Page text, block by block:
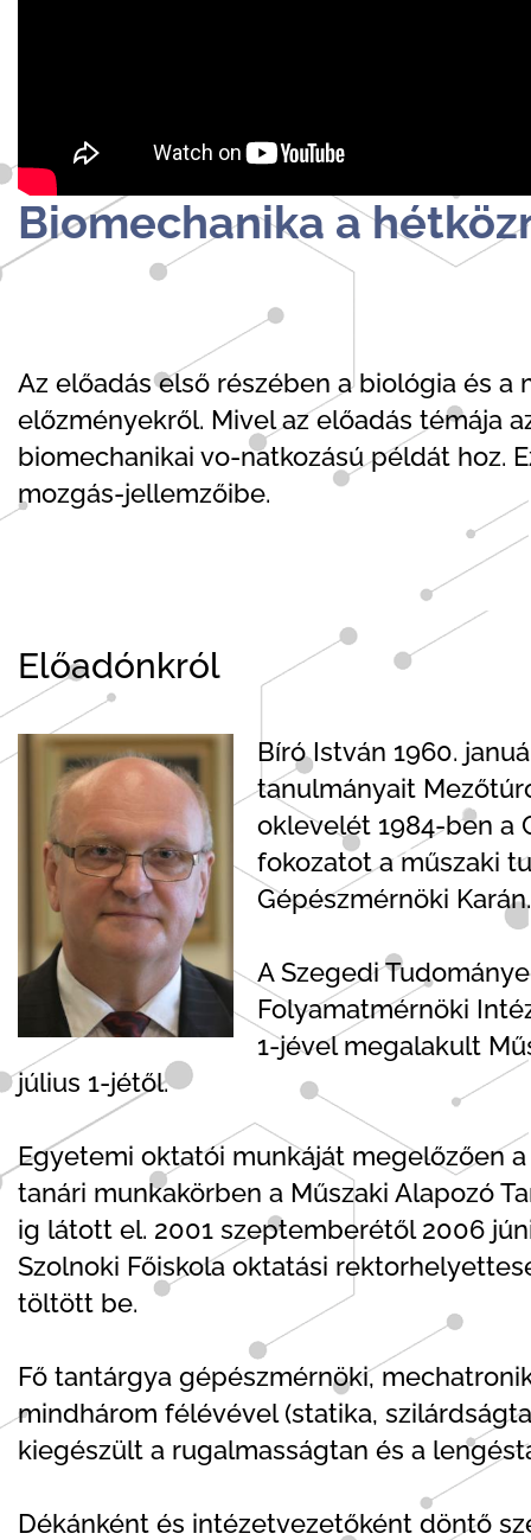
Biomechanika a
Az előadás első részében a biológia és
előzményekről. Mivel az előadás témája
biomechanikai vo-natkozású példát hoz.
mozgás-jellemzőibe.
Előadónkról
Bíró István 1960.
tanulmányait
oklevelét 1984-ben a
fokozatot a műszaki
Gépészmérnöki Karán.
A Szegedi
Folyamatmérnöki
1-jével megalakult
július 1-jétől.
Egyetemi oktatói munkáját megelőzően
tanári munkakörben a Műszaki Alapozó
ig látott el. 2001 szeptemberétől 2006
Szolnoki Főiskola oktatási
töltött be.
Fő tantárgya gépészmérnöki,
mindhárom félévével (statika,
kiegészült a rugalmasságtan és a
Dékánként és intézetvezetőként döntő